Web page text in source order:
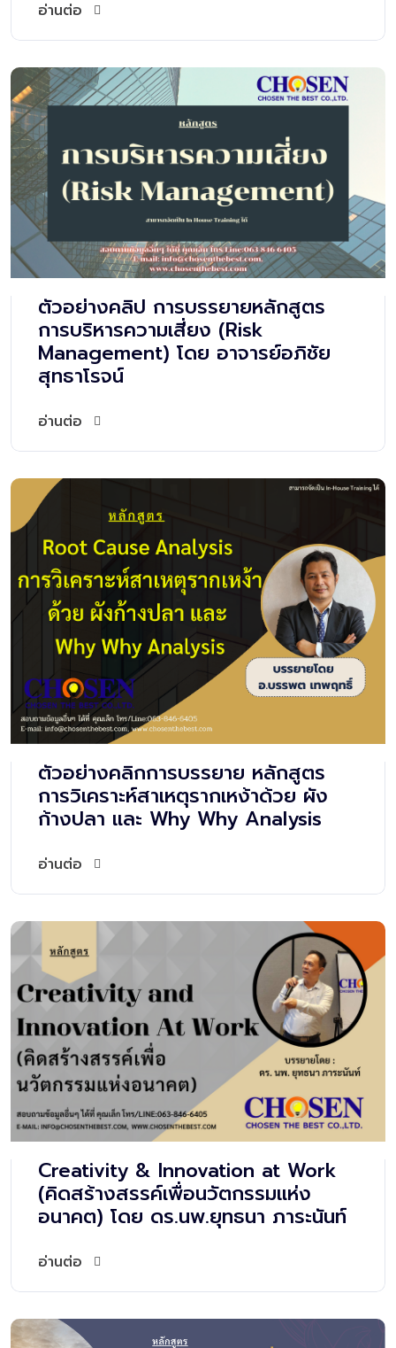
อ่านต่อ
ตัวอย่างคลิป การบรรยายหลักสูตร
การบริหารความเสี่ยง (Risk
Management) โดย อาจารย์อภิชัย
สุทธาโรจน์
อ่านต่อ
ตัวอย่างคลิกการบรรยาย หลักสูตร
การวิเคราะห์สาเหตุรากเหง้าด้วย ผัง
ก้างปลา และ Why Why Analysis
อ่านต่อ
Creativity & Innovation at Work
(คิดสร้างสรรค์เพื่อนวัตกรรมแห่ง
อนาคต) โดย ดร.นพ.ยุทธนา ภาระนันท์
อ่านต่อ